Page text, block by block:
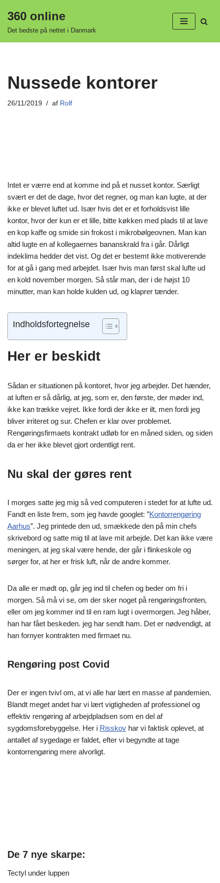
Spring
360 online
Det bedste på nettet i Danmark
Nussede kontorer
26/11/2019 af Rolf
Intet er værre end at komme ind på et nusset kontor. Særligt
svært er det de dage, hvor det regner, og man kan lugte, at der
ikke er blevet luftet ud. Især hvis det er et forholdsvist lille
kontor, hvor der kun er et lille, bitte køkken med plads til at lave
en kop kaffe og smide sin frokost i mikrobølgeovnen. Man kan
altid lugte en af kollegaernes bananskrald fra i går. Dårligt
indeklima hedder det vist. Og det er bestemt ikke motiverende
for at gå i gang med arbejdet. Især hvis man først skal lufte ud
en kold november morgen. Så står man, der i de højst 10
minutter, man kan holde kulden ud, og klaprer tænder.
Indholdsfortegnelse
Her er beskidt
Sådan er situationen på kontoret, hvor jeg arbejder. Det hænder,
at luften er så dårlig, at jeg, som er, den første, der møder ind,
ikke kan trække vejret. Ikke fordi der ikke er ilt, men fordi jeg
bliver irriteret og sur. Chefen er klar over problemet.
Rengøringsfirmaets kontrakt udløb for en måned siden, og siden
da er her ikke blevet gjort ordentligt rent.
Nu skal der gøres rent
I morges satte jeg mig så ved computeren i stedet for at lufte ud.
Fandt en liste frem, som jeg havde googlet: ”Kontorrengøring
Aarhus”. Jeg printede den ud, smækkede den på min chefs
skrivebord og satte mig til at lave mit arbejde. Det kan ikke være
meningen, at jeg skal være hende, der går i flinkeskole og
sørger for, at her er frisk luft, når de andre kommer.
Da alle er mødt op, går jeg ind til chefen og beder om fri i
morgen. Så må vi se, om der sker noget på rengøringsfronten,
eller om jeg kommer ind til en ram lugt i overmorgen. Jeg håber,
han har fået beskeden. jeg har sendt ham. Det er nødvendigt, at
han fornyer kontrakten med firmaet nu.
Rengøring post Covid
Der er ingen tvivl om, at vi alle har lært en masse af pandemien.
Blandt meget andet har vi lært vigtigheden af professionel og
effektiv rengøring af arbejdpladsen som en del af
sygdomsforebyggelse. Her i Risskov har vi faktisk oplevet, at
antallet af sygedage er faldet, efter vi begyndte at tage
kontorrengøring mere alvorligt.
De 7 nye skarpe:
Tectyl under luppen